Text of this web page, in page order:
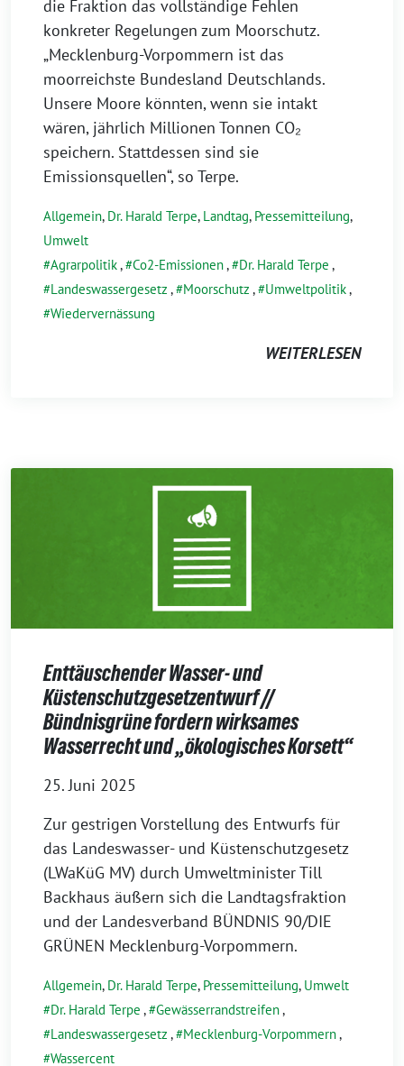
die Fraktion das vollständige Fehlen
konkreter Regelungen zum Moorschutz.
„Mecklenburg-Vorpommern ist das
moorreichste Bundesland Deutschlands.
Unsere Moore könnten, wenn sie intakt
wären, jährlich Millionen Tonnen CO₂
speichern. Stattdessen sind sie
Emissionsquellen“, so Terpe.
Allgemein, Dr. Harald Terpe, Landtag, Pressemitteilung,
Umwelt
Agrarpolitik, Co2-Emissionen, Dr. Harald Terpe ,
Landeswassergesetz , Moorschutz , Umweltpolitik,
Wiedervernässung
WEITERLESEN
Enttäuschender Wasser- und
Küstenschutzgesetzentwurf //
Bündnisgrüne fordern wirksames
Wasserrecht und „ökologisches Korsett“
25. Juni 2025
Zur gestrigen Vorstellung des Entwurfs für
das Landeswasser- und Küstenschutzgesetz
(LWaKüG MV) durch Umweltminister Till
Backhaus äußern sich die Landtagsfraktion
und der Landesverband BÜNDNIS 90/DIE
GRÜNEN Mecklenburg-Vorpommern.
Allgemein, Dr. Harald Terpe, Pressemitteilung, Umwelt
Dr. Harald Terpe , Gewässerrandstreifen,
Landeswassergesetz , Mecklenburg-Vorpommern,
Wassercent